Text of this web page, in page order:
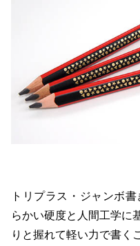
トリプラス・ジャンボ
らかい硬度と人間工学に
りと握れて軽い力で書く